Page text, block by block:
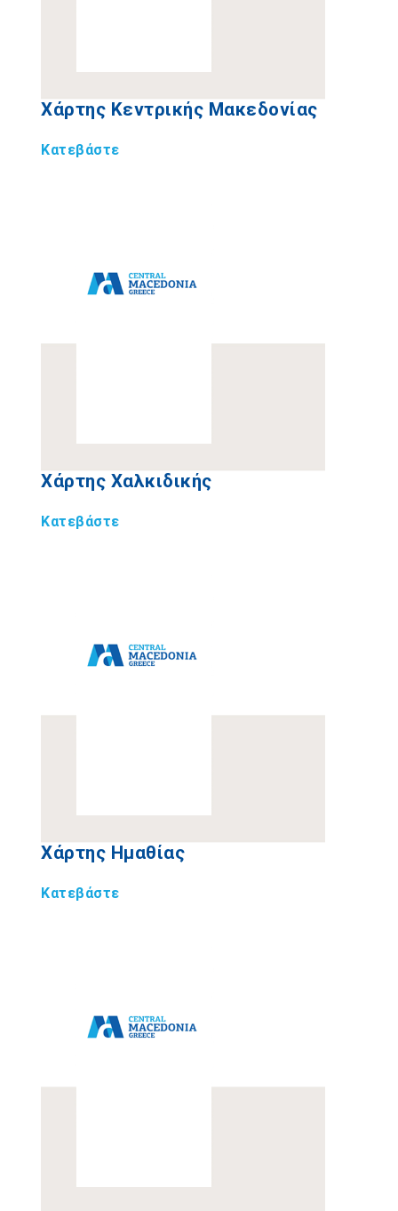
Χάρτης Κεντρικής Μακεδονίας
Κατεβάστε
Χάρτης Χαλκιδικής
Κατεβάστε
Χάρτης Ημαθίας
Κατεβάστε